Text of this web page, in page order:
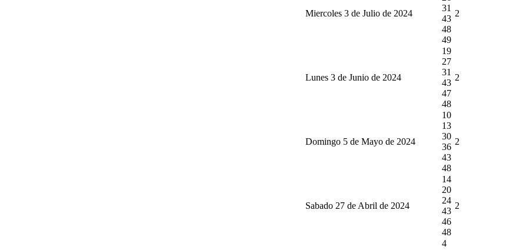
Miercoles 3 de Julio de 2024
31
43
48
49
2
Lunes 3 de Junio de 2024
19
27
31
43
47
48
2
Domingo 5 de Mayo de 2024
10
13
30
36
43
48
2
Sabado 27 de Abril de 2024
14
20
24
43
46
48
2
4